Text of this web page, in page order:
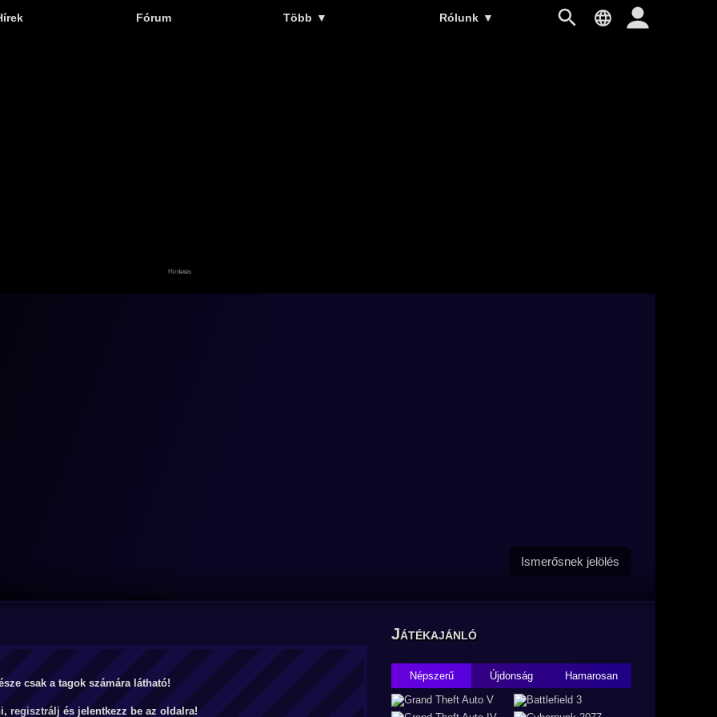
Fórum Több ▼ Rólunk ▼
Ismerősnek jelölés
csak a tagok számára látható!
regisztrálj és jelentkezz be az oldalra!
Játékajánló
Népszerű Újdonság Hamarosan